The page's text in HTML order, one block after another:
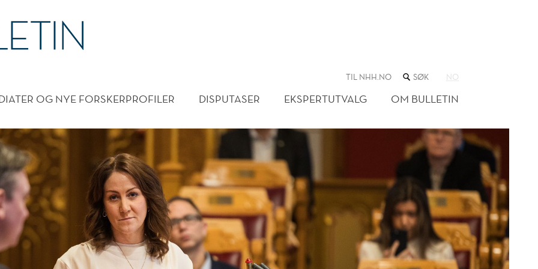
TIL NHH.NO SØK
NETTSTEDET
NO
OG NYE FORSKERPROFILER DISPUTASER EKSPERTUTVALG OM BULLETIN